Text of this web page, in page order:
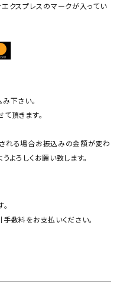
エクスプレスのマークが入ってい
下さい。
頂きます。
れる場合お振込みの金額が変わ
よろしくお願い致します。
数料をお支払いください。